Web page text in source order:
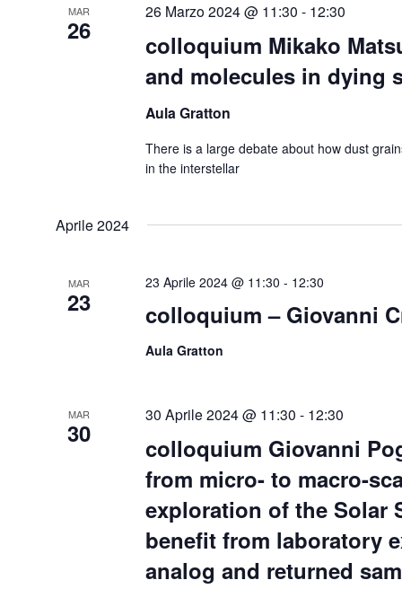
MAR
26
colloquium Mikako
and molecules in dying
26 Marzo 2024 @ 11:30 - 12:30
Aula Gratton
There is a large debate about how dust
in the interstellar
Aprile 2024
MAR
23 colloquium – Giovanni
23 Aprile 2024 @ 11:30 - 12:30
Aula Gratton
MAR
30
colloquium Giovanni
from micro- to macro-
exploration of the Solar
benefit from laboratory
analog and returned
30 Aprile 2024 @ 11:30 - 12:30